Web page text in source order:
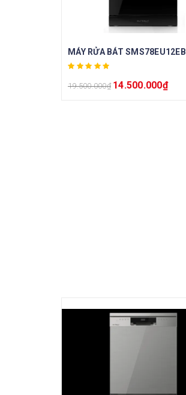
MÁY RỬA BÁT SMS78EU12EB
19.500.000₫ 14.500.000₫